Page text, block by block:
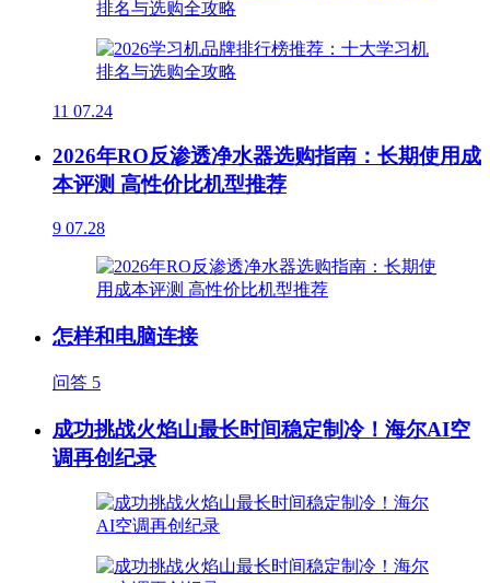
11 07.24
2026年RO反渗透净水器选购指南：长期使用成
本评测 高性价比机型推荐
9 07.28
怎样和电脑连接
问答 5
成功挑战火焰山最长时间稳定制冷！海尔AI空
调再创纪录